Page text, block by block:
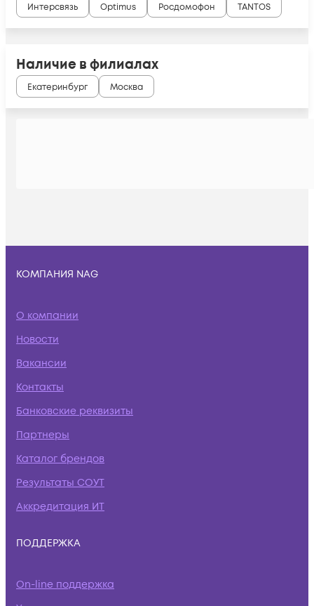
Интерсвязь
Optimus Росдомофон TANTOS
Наличие в филиалах
Екатеринбург Москва
КОМПАНИЯ NAG
О компании
Новости
Вакансии
Контакты
Банковские реквизиты
Партнеры
Каталог брендов
Результаты СОУТ
Аккредитация ИТ
ПОДДЕРЖКА
On-line поддержка